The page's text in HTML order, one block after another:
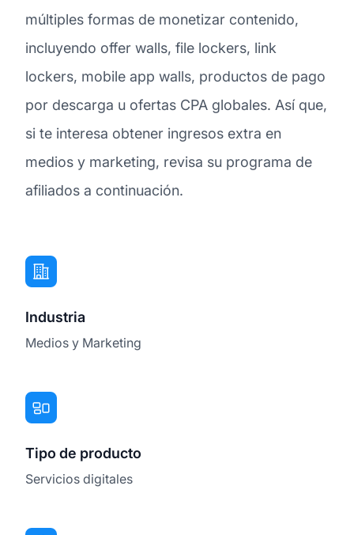
múltiples formas de monetizar contenido,
incluyendo offer walls, file lockers, link
lockers, mobile app walls, productos de pago
por descarga u ofertas CPA globales. Así que,
si te interesa obtener ingresos extra en
medios y marketing, revisa su programa de
afiliados a continuación.
Industria
Medios y Marketing
Tipo de producto
Servicios digitales